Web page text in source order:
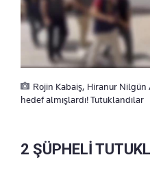
Rojin Kabaiş, Hiranur Nilgün
hedef almışlardı! Tutuklandılar
2 ŞÜPHELİ